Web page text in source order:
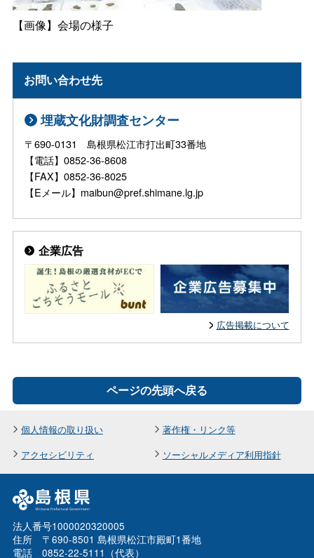
【画像】会場の様子
お問い合わせ先
埋蔵文化財調査センター
〒690-0131 島根県松江市打出町33番地
【電話】0852-36-8608
【FAX】0852-36-8025
【Eメール】maibun@pref.shimane.lg.jp
企業広告
広告掲載について
ページの先頭へ戻る
個人情報の取り扱い
著作権・リンク等
アクセシビリティ
ソーシャルメディア利用指針
法人番号1000020320005
住所 〒690-8501 島根県松江市殿町1番地
電話 0852-22-5111（代表）